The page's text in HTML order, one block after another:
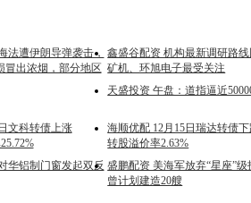
法遭伊朗导弹袭击，
冒出浓烟，部分地区
鑫盛谷配资 机构最新调研路
矿机、环旭电子最受关注
天盛投资 午盘：道指逼近
文科转债上涨
海顺优配 12月15日瑞达转债
转股溢价率2.63%
华铝制门窗发起双反 盛鹏配资 美海军放弃“星座”
曾计划建造20艘